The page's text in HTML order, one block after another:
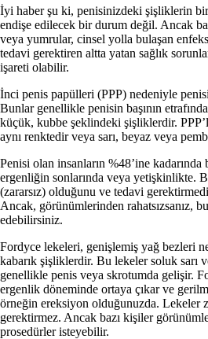
İyi haber şu ki, penisinizdeki şişliklerin
endişe edilecek bir durum değil. Ancak
veya yumrular, cinsel yolla bulaşan
tedavi gerektiren altta yatan sağlık
işareti olabilir.
İnci penis papülleri (PPP) nedeniyle
Bunlar genellikle penisin başının
küçük, kubbe şeklindeki şişliklerdir.
aynı renktedir veya sarı, beyaz veya
Penisi olan insanların %48’ine
ergenliğin sonlarında veya yetişkinlikte.
(zararsız) olduğunu ve tedavi
Ancak, görünümlerinden rahatsızsanız,
edebilirsiniz.
Fordyce lekeleri, genişlemiş yağ bezleri
kabarık şişliklerdir. Bu lekeler soluk sarı
genellikle penis veya skrotumda gelişir.
ergenlik döneminde ortaya çıkar ve
örneğin ereksiyon olduğunuzda. Lekeler
gerektirmez. Ancak bazı kişiler
prosedürler isteyebilir.